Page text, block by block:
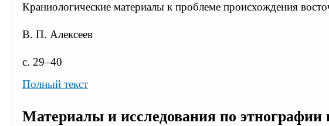
Краниологические материалы к проблеме происхождения
В. П. Алексеев
с. 29–40
Полный текст
Материалы и исследования по этнографии